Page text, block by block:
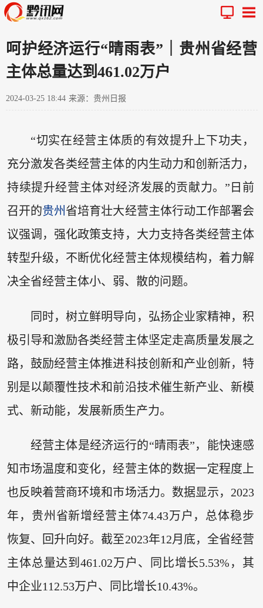
呵护经济运行“晴雨表”｜贵州省经营
主体总量达到461.02万户
2024-03-25 18:44 来源：贵州日报
“切实在经营主体质的有效提升上下功夫，
充分激发各类经营主体的内生动力和创新活力，
持续提升经营主体对经济发展的贡献力。”日前
召开的贵州 省培育壮大经营主体行动工作部署会
议强调，强化政策支持，大力支持各类经营主体
转型升级，不断优化经营主体规模结构，着力解
决全省经营主体小、弱、散的问题。
同时，树立鲜明导向，弘扬企业家精神，积
极引导和激励各类经营主体坚定走高质量发展之
路，鼓励经营主体推进科技创新和产业创新，特
别是以颠覆性技术和前沿技术催生新产业、新模
式、新动能，发展新质生产力。
经营主体是经济运行的“晴雨表”，能快速感
知市场温度和变化，经营主体的数据一定程度上
也反映着营商环境和市场活力。数据显示，2023
年，贵州省新增经营主体74.43万户，总体稳步
恢复、回升向好。截至2023年12月底，全省经营
主体总量达到461.02万户、同比增长5.53%，其
中企业112.53万户、同比增长10.43%。